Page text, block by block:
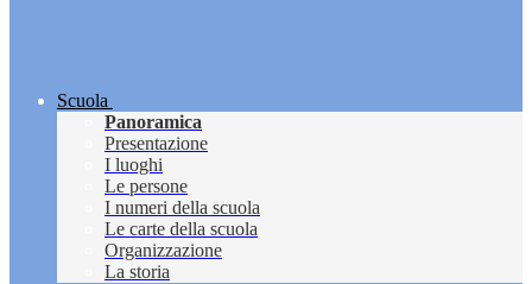
Scuola
Panoramica
Presentazione
I luoghi
Le persone
I numeri della scuola
Le carte della scuola
Organizzazione
La storia